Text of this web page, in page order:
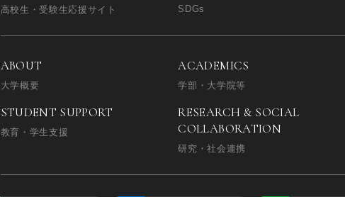
高校生・受験生応援サイト SDGs
ABOUT
大学概要
ACADEMICS
学部・大学院等
STUDENT SUPPORT
教育・学生支援
RESEARCH & SOCIAL
COLLABORATION
研究・社会連携